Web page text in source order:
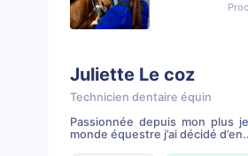
Juliette Le coz
Technicien dentaire équin
Passionnée depuis mon plus
monde équestre j’ai décidé